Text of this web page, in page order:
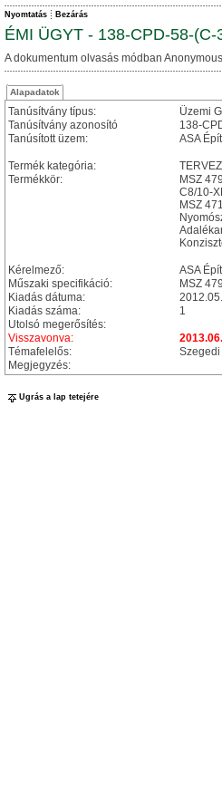
Nyomtatás Bezárás
ÉMI ÜGYT - 138-CPD-58-(C-
A dokumentum olvasás módban
Alapadatok
Tanúsítvány típus:
Üzemi
Tanúsítvány azonosító
138-
Tanúsított üzem:
ASA
Termék kategória:
Termékkör:
MSZ
C8/10-
MSZ
Kérelmező:
ASA
Műszaki specifikáció:
MSZ
Kiadás dátuma:
Kiadás száma:
1
Utolsó megerősítés:
Visszavonva:
Témafelelős:
Megjegyzés:
Ugrás a lap tetejére